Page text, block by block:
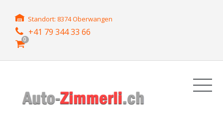
Standort: 8374 Oberwangen
+41 79 344 33 66
0